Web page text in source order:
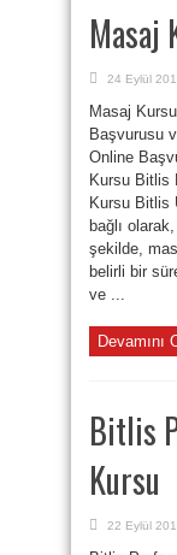
Masaj
24 Eylül
Masaj
Başvurusu
Online
Kursu Bitlis
Kursu Bitlis
bağlı
şekilde,
belirli bir
ve ...
Devamını
Bitlis
Kursu
22 Eylül